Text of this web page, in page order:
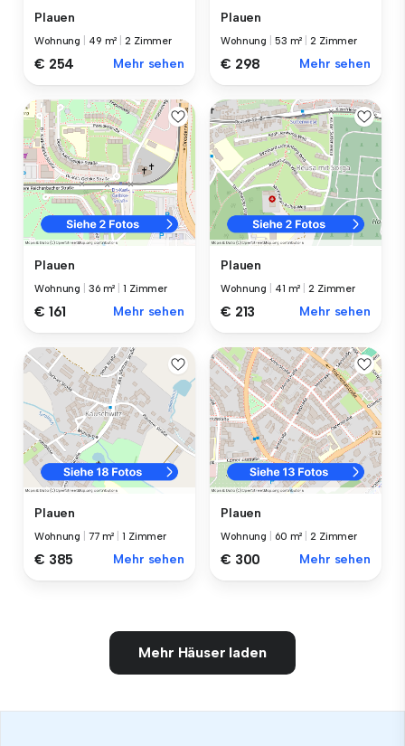
Plauen
Wohnung 49 m² |2 Zimmer
€ 254 Mehr sehen
Plauen
Wohnung 53 m² |2 Zimmer
€ 298 Mehr sehen
Plauen
Wohnung 36 m² |1 Zimmer
€ 161 Mehr sehen
Plauen
Wohnung 41 m² |2 Zimmer
€ 213 Mehr sehen
Plauen
Wohnung 77 m² |1 Zimmer
€ 385 Mehr sehen
Plauen
Wohnung 60 m² |2 Zimmer
€ 300 Mehr sehen
Mehr Häuser laden